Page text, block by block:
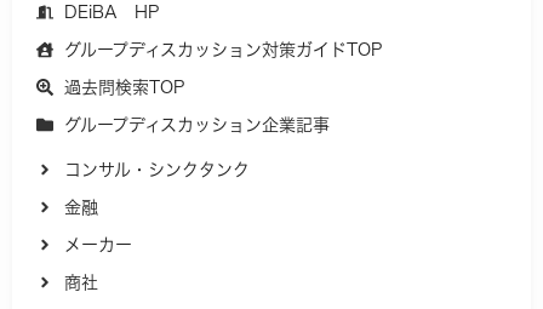
DEiBA HP
グループディスカッション対策ガイドTOP
過去問検索TOP
グループディスカッション企業記事
コンサル・シンクタンク
金融
メーカー
商社